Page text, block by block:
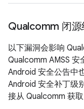
Qualcomm 闭源
以下漏洞会影响
Qualcomm AMSS
Android 安全公告中
Android 安全补丁级
接从 Qualcomm 获取